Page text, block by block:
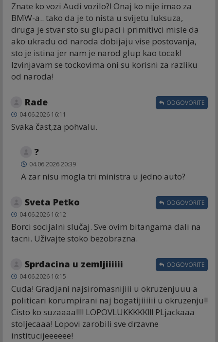
Znate ko vozi Audi vozilo?! Onaj ko nije imao za
BMW-a.. tako da je to nista u svijetu luksuza,
druga je stvar sto su glupaci i primitivci misle da
ako ukradu od naroda dobijaju vise postovanja,
sto je istina jer nam je narod glup kao tocak!
Izvinjavam se tockovima oni su korisni za razliku
od naroda!
Rade
04.06.2026 16:11
Svaka čast,za pohvalu.
ODGOVORITE
?
04.06.2026 20:39
A zar nisu mogla tri ministra u jedno auto?
Sveta Petko
04.06.2026 16:12
Borci socijalni slučaj. Sve ovim bitangama dali na
tacni. Uživajte stoko bezobrazna.
ODGOVORITE
Sprdacina u zemljiiiiii
04.06.2026 16:15
Cuda! Gradjani najsiromasnijiii u okruzenjuuu a
politicari korumpirani naj bogatijiiiiii u okruzenju!!
Cisto ko suzaaaa!!!! LOPOVLUKKKKK!!! PLjackaaa
stoljecaaa! Lopovi zarobili sve drzavne
institucijeeeeee!
ODGOVORITE